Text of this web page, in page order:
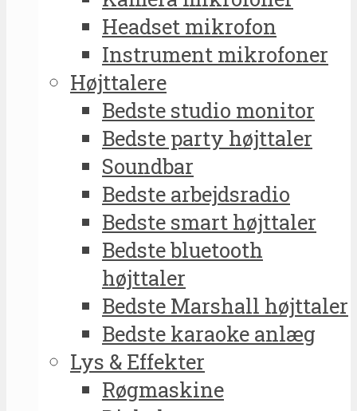
Headset mikrofon
Instrument mikrofoner
Højttalere
Bedste studio monitor
Bedste party højttaler
Soundbar
Bedste arbejdsradio
Bedste smart højttaler
Bedste bluetooth
højttaler
Bedste Marshall højttaler
Bedste karaoke anlæg
Lys & Effekter
Røgmaskine